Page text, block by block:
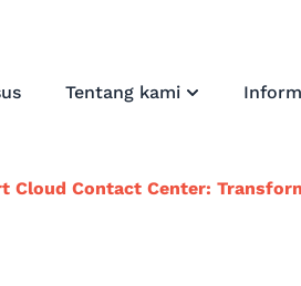
Tentang kami
Cloud Contact Center: